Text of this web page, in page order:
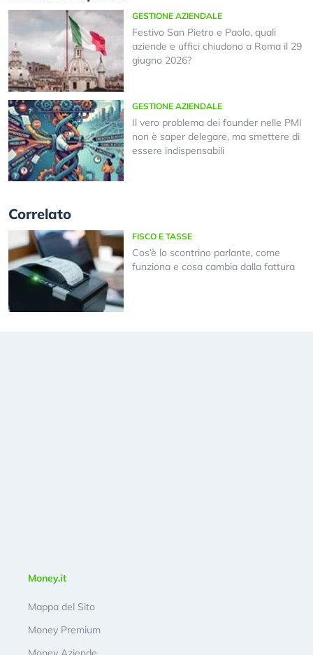
GESTIONE AZIENDALE
Festivo San Pietro e Paolo, quali
aziende e uffici chiudono a Roma il 29
giugno 2026?
GESTIONE AZIENDALE
Il vero problema dei founder nelle PMI
non è saper delegare, ma smettere di
essere indispensabili
Correlato
FISCO E TASSE
Cos’è lo scontrino parlante, come
funziona e cosa cambia dalla fattura
Money.it
Mappa del Sito
Money Premium